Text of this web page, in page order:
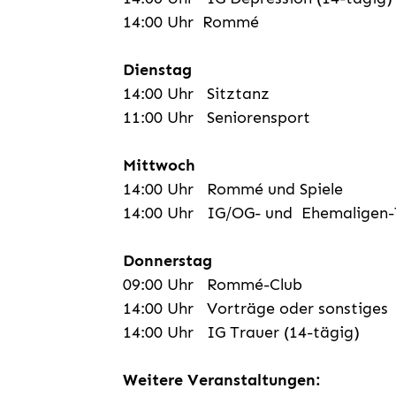
14:00 Uhr Rommé
Dienstag
14:00 Uhr Sitztanz
11:00 Uhr Seniorensport
Mittwoch
14:00 Uhr Rommé und Spiele
14:00 Uhr IG/OG- und
Donnerstag
09:00 Uhr Rommé-Club
14:00 Uhr Vorträge oder sonstiges
14:00 Uhr IG Trauer (14-tägig)
Weitere Veranstaltungen: